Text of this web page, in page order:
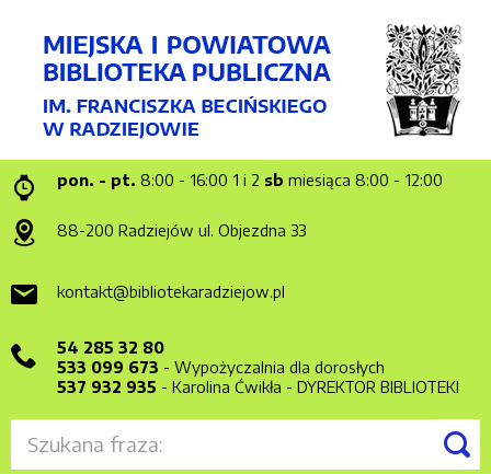
pon. - pt. 8:00 - 16:00 1 i 2 sb miesiąca 8:00 - 12:00
88-200 Radziejów ul. Objezdna 33
kontakt@bibliotekaradziejow.pl
54 285 32 80
533 099 673 - Wypożyczalnia dla dorosłych
537 932 935 - Karolina Ćwikła - DYREKTOR BIBLIOTEKI
